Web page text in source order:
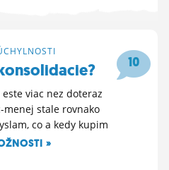
10
viac nez doteraz
stale rovnako
co a kedy kupim
»